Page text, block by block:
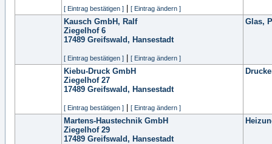
[ Eintrag bestätigen ] [ Eintrag ändern ]
Kausch GmbH, Ralf
Ziegelhof 6
17489 Greifswald, Hansestadt
[ Eintrag bestätigen ] [ Eintrag ändern ]
Glas,
Kiebu-Druck GmbH
Ziegelhof 27
17489 Greifswald, Hansestadt
[ Eintrag bestätigen ] [ Eintrag ändern ]
Martens-Haustechnik GmbH
Ziegelhof 29
17489 Greifswald, Hansestadt